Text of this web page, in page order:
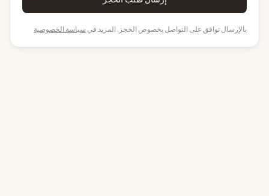
بالإرسال توافق على التواصل بخصوص الحجز. المزيد في سياسة الخصوصية